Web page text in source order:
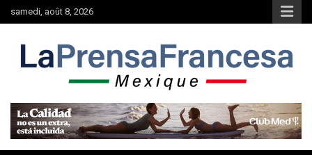
au
samedi, août 8, 2026